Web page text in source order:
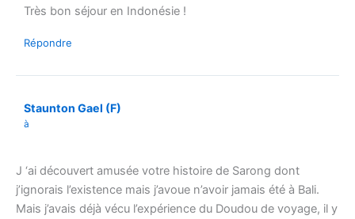
Très bon séjour en Indonésie !
Répondre
Staunton Gael (F)
à
J ‘ai découvert amusée votre histoire de Sarong dont
j’ignorais l’existence mais j’avoue n’avoir jamais été à Bali.
Mais j’avais déjà vécu l’expérience du Doudou de voyage, il y